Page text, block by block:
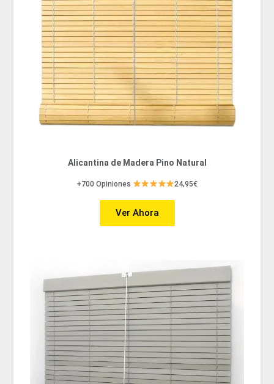
Alicantina de Madera Pino Natural
+700 Opiniones 24,95€
Ver Ahora